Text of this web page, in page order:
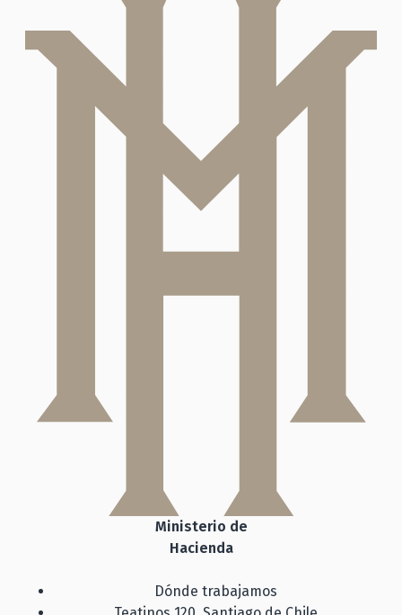
Ministerio de
Hacienda
Dónde trabajamos